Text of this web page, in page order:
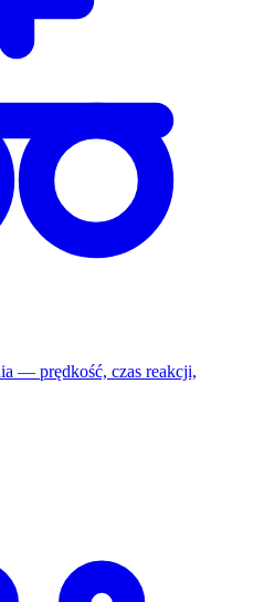
— prędkość, czas reakcji,